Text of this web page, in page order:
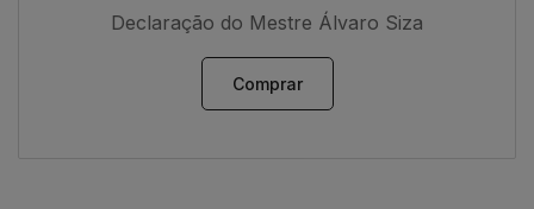
Declaração do Mestre Álvaro Siza
Comprar